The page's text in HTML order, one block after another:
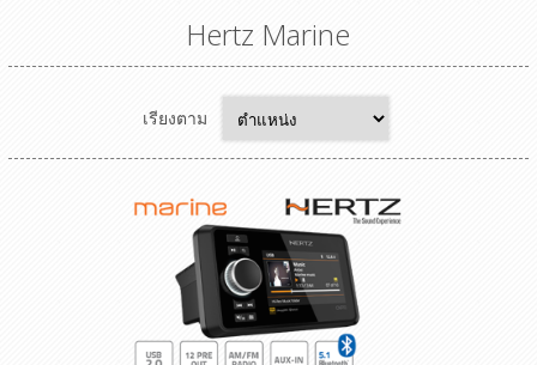
Hertz Marine
เรียงตาม